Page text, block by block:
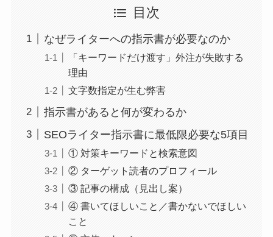
目次
なぜライターへの指示書が必要なのか
「キーワードだけ渡す」外注が失敗する
理由
文字数指定が生む弊害
指示書があると何が変わるか
SEOライター指示書に最低限必要な5項目
① 対策キーワードと検索意図
② ターゲット読者のプロフィール
③ 記事の構成（見出し案）
④ 書いてほしいこと／書かないでほしい
こと